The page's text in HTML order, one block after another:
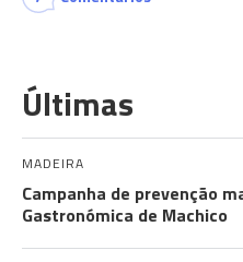
Últimas
MADEIRA
Campanha de prevenção
Gastronómica de Machico